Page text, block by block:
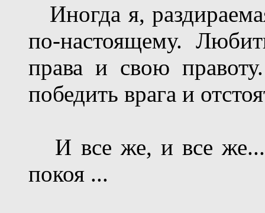
Иногда я,
по-настоящему.
права и свою
победить врага и
И все же, и все же...
покоя ...